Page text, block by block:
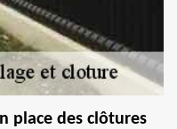
place des clôtures